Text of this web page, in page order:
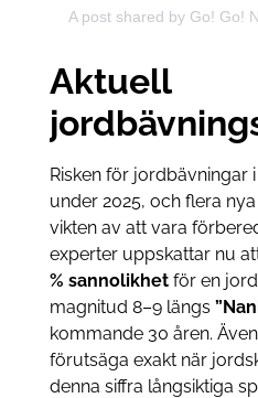
A post shared by Go! Go!
Aktuell
Risken för jordbävningar
under 2025, och flera
vikten av att vara
experter uppskattar nu
% sannolikhetför en
magnitud 8–9 längs
kommande 30 åren.
förutsäga exakt när
denna siffra långsiktiga